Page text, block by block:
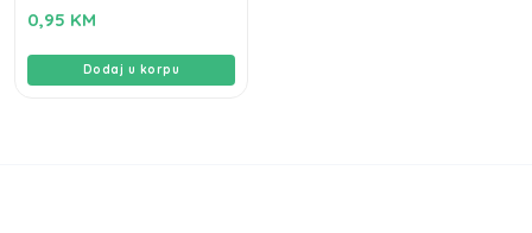
0,95 KM
Dodaj u korpu